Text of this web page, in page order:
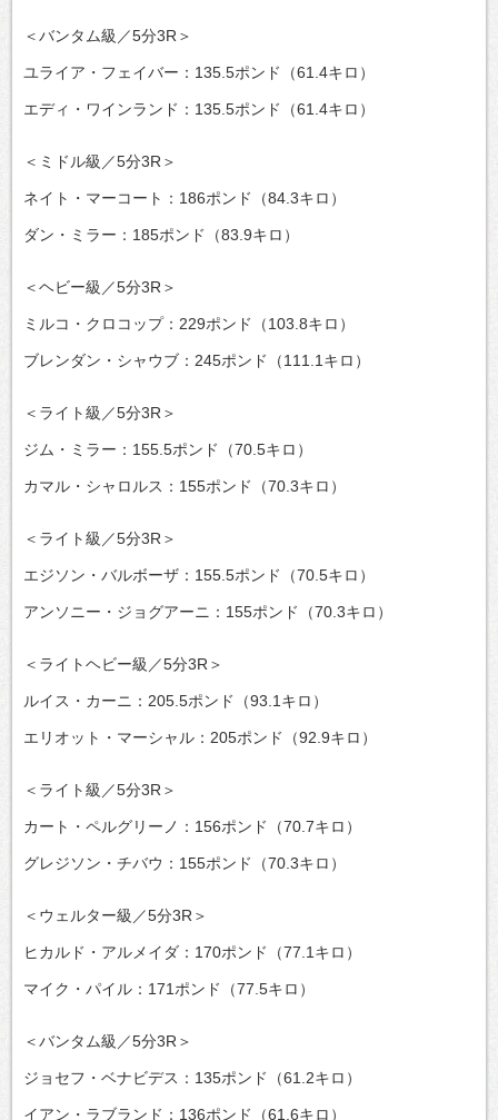
＜バンタム級／5分3R＞
ユライア・フェイバー：135.5ポンド（61.4キロ）
エディ・ワインランド：135.5ポンド（61.4キロ）
＜ミドル級／5分3R＞
ネイト・マーコート：186ポンド（84.3キロ）
ダン・ミラー：185ポンド（83.9キロ）
＜ヘビー級／5分3R＞
ミルコ・クロコップ：229ポンド（103.8キロ）
ブレンダン・シャウブ：245ポンド（111.1キロ）
＜ライト級／5分3R＞
ジム・ミラー：155.5ポンド（70.5キロ）
カマル・シャロルス：155ポンド（70.3キロ）
＜ライト級／5分3R＞
エジソン・バルボーザ：155.5ポンド（70.5キロ）
アンソニー・ジョグアーニ：155ポンド（70.3キロ）
＜ライトヘビー級／5分3R＞
ルイス・カーニ：205.5ポンド（93.1キロ）
エリオット・マーシャル：205ポンド（92.9キロ）
＜ライト級／5分3R＞
カート・ペルグリーノ：156ポンド（70.7キロ）
グレジソン・チバウ：155ポンド（70.3キロ）
＜ウェルター級／5分3R＞
ヒカルド・アルメイダ：170ポンド（77.1キロ）
マイク・パイル：171ポンド（77.5キロ）
＜バンタム級／5分3R＞
ジョセフ・ベナビデス：135ポンド（61.2キロ）
イアン・ラブランド：136ポンド（61.6キロ）